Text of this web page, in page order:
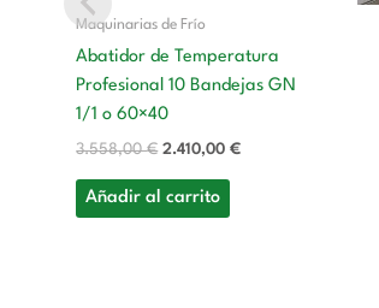
Maquinarias de Frío
Abatidor de Temperatura
Profesional 10 Bandejas GN
1/1 o 60×40
3.558,00€ 2.410,00€
Añadir al carrito